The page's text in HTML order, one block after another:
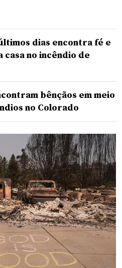
dias encontra fé e
no incêndio de
bênçãos em meio
no Colorado